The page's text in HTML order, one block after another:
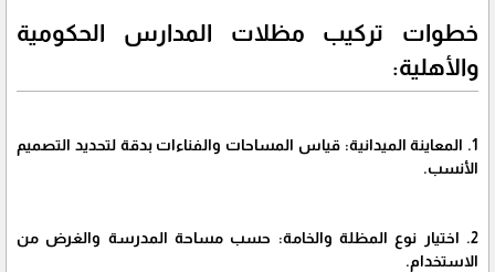
خطوات تركيب مظلات المدارس الحكومية
والأهلية:
1. المعاينة الميدانية: قياس المساحات والفناءات بدقة لتحديد التصميم
الأنسب.
2. اختيار نوع المظلة والخامة: حسب مساحة المدرسة والغرض من
الاستخدام.